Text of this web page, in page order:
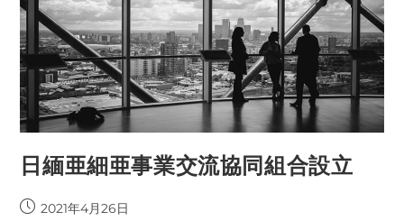
日緬亜細亜事業交流協同組合設立
投 2021年4月26日